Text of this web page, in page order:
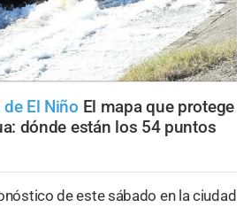
El Niño El mapa que protege
dónde están los 54 puntos
de este sábado en la ciudad